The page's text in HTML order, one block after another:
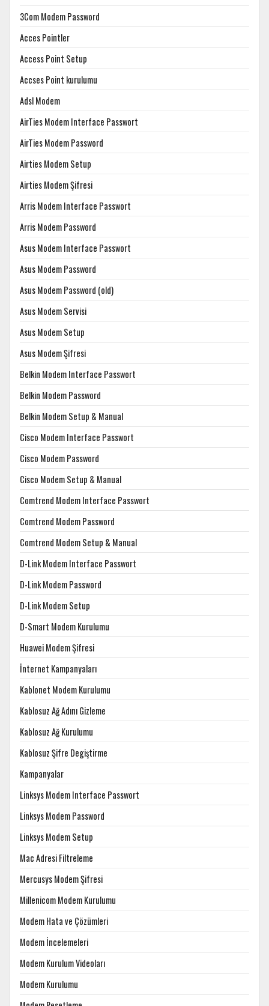
3Com Modem Password
Acces Pointler
Access Point Setup
Accses Point kurulumu
Adsl Modem
AirTies Modem Interface Passwort
AirTies Modem Password
Airties Modem Setup
Airties Modem Şifresi
Arris Modem Interface Passwort
Arris Modem Password
Asus Modem Interface Passwort
Asus Modem Password
Asus Modem Password (old)
Asus Modem Servisi
Asus Modem Setup
Asus Modem Şifresi
Belkin Modem Interface Passwort
Belkin Modem Password
Belkin Modem Setup & Manual
Cisco Modem Interface Passwort
Cisco Modem Password
Cisco Modem Setup & Manual
Comtrend Modem Interface Passwort
Comtrend Modem Password
Comtrend Modem Setup & Manual
D-Link Modem Interface Passwort
D-Link Modem Password
D-Link Modem Setup
D-Smart Modem Kurulumu
Huawei Modem Şifresi
İnternet Kampanyaları
Kablonet Modem Kurulumu
Kablosuz Ağ Adını Gizleme
Kablosuz Ağ Kurulumu
Kablosuz Şifre Degiştirme
Kampanyalar
Linksys Modem Interface Passwort
Linksys Modem Password
Linksys Modem Setup
Mac Adresi Filtreleme
Mercusys Modem Şifresi
Millenicom Modem Kurulumu
Modem Hata ve Çözümleri
Modem İncelemeleri
Modem Kurulum Videoları
Modem Kurulumu